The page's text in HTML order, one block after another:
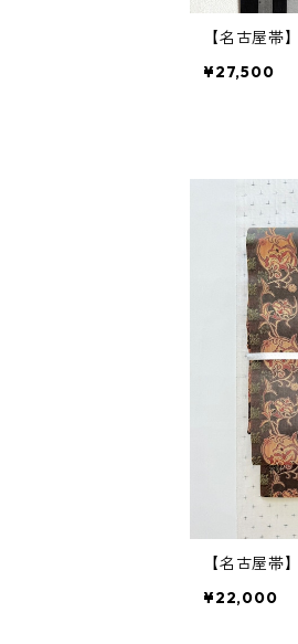
【名古屋帯
¥27,500
【名古屋帯
¥22,000